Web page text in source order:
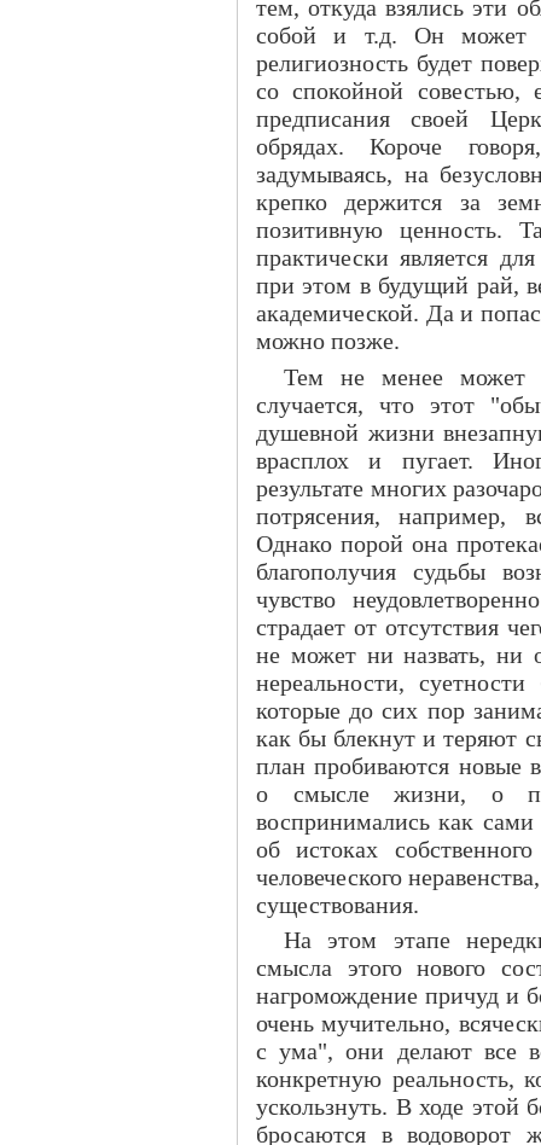
тем, откуда взялись эти
собой и т.д. Он может
религиозность будет
со спокойной совестью,
предписания своей
обрядах. Короче
задумываясь, на
крепко держится за
позитивную ценность.
практически является
при этом в будущий рай,
академической. Да и
можно позже.
Тем не менее может
случается, что этот
душевной жизни
врасплох и пугает.
результате многих
потрясения, например,
Однако порой она
благополучия судьбы
чувство
страдает от отсутствия
не может ни назвать, ни
нереальности,
которые до сих пор
как бы блекнут и теряют
план пробиваются новые
о смысле жизни, о
воспринимались как
об истоках
человеческого
существования.
На этом этапе
смысла этого нового
нагромождение причуд и
очень мучительно,
с ума", они делают все
конкретную реальность,
ускользнуть. В ходе этой
бросаются в